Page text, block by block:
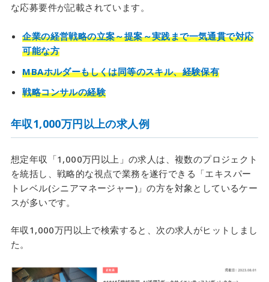
な応募要件が記載されています。
企業の経営戦略の立案～提案～実践まで一気通貫で対応
可能な方
MBAホルダーもしくは同等のスキル、経験保有
戦略コンサルの経験
年収1,000万円以上の求人例
想定年収「1,000万円以上」の求人は、複数のプロジェクト
を統括し、戦略的な視点で業務を遂行できる「エキスパー
トレベル(シニアマネージャー)」の方を対象としているケー
スが多いです。
年収1,000万円以上で検索すると、次の求人がヒットしまし
た。